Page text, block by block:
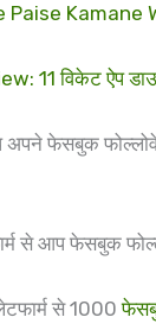
Kamane
11 विकेट ऐप
फेसबुक
से आप फेसबुक
से 1000